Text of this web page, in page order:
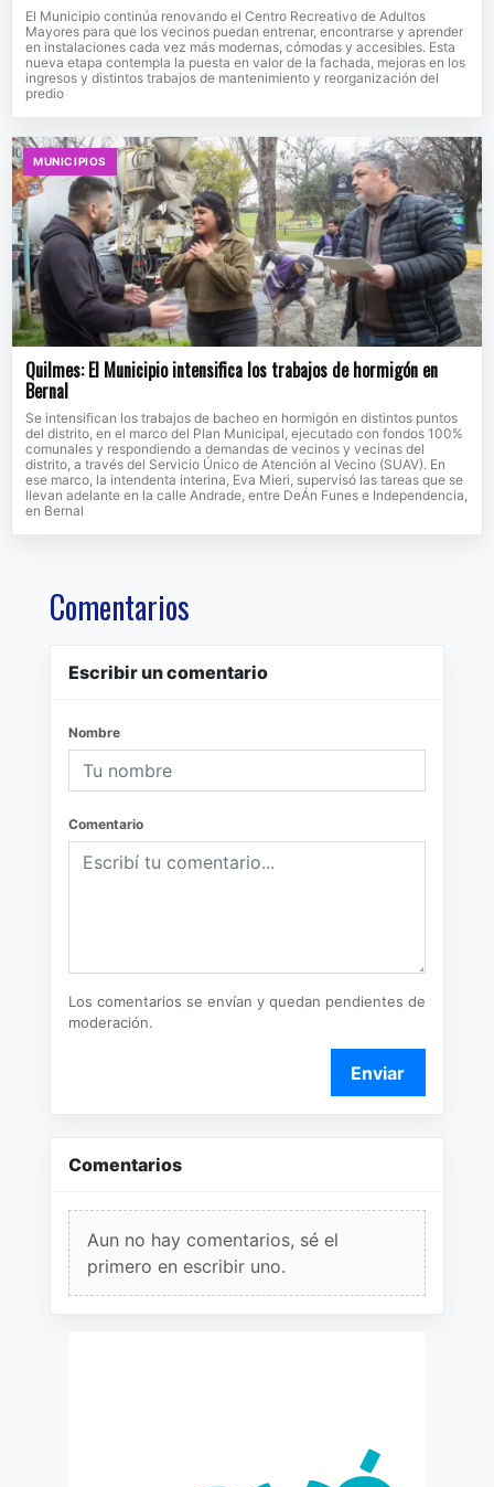
El Municipio continúa renovando el Centro Recreativo de Adultos
Mayores para que los vecinos puedan entrenar, encontrarse y aprender
en instalaciones cada vez más modernas, cómodas y accesibles. Esta
nueva etapa contempla la puesta en valor de la fachada, mejoras en los
ingresos y distintos trabajos de mantenimiento y reorganización del
predio
MUNICIPIOS
Quilmes: El Municipio intensifica los trabajos de hormigón en
Bernal
Se intensifican los trabajos de bacheo en hormigón en distintos puntos
del distrito, en el marco del Plan Municipal, ejecutado con fondos 100%
comunales y respondiendo a demandas de vecinos y vecinas del
distrito, a través del Servicio Único de Atención al Vecino (SUAV). En
ese marco, la intendenta interina, Eva Mieri, supervisó las tareas que se
llevan adelante en la calle Andrade, entre DeÁn Funes e Independencia,
en Bernal
Comentarios
Escribir un comentario
Nombre
Comentario
Los comentarios se envían y quedan pendientes de
moderación.
Enviar
Comentarios
Aun no hay comentarios, sé el
primero en escribir uno.